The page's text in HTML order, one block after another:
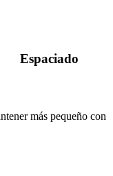
Espaciado
más pequeño con